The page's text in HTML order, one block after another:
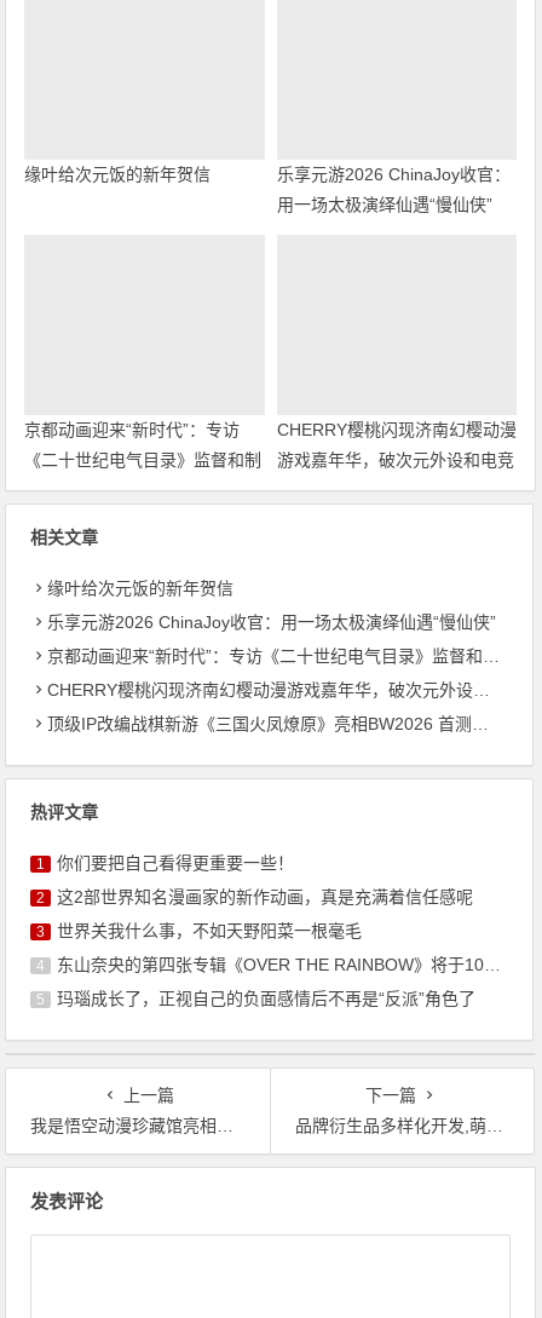
缘叶给次元饭的新年贺信
乐享元游2026 ChinaJoy收官：
用一场太极演绎仙遇“慢仙侠”
京都动画迎来“新时代”：专访
《二十世纪电气目录》监督和制
片人
CHERRY樱桃闪现济南幻樱动漫
游戏嘉年华，破次元外设和电竞
体验圈粉年轻人
相关文章
缘叶给次元饭的新年贺信
乐享元游2026 ChinaJoy收官：用一场太极演绎仙遇“慢仙侠”
京都动画迎来“新时代”：专访《二十世纪电气目录》监督和制片人
CHERRY樱桃闪现济南幻樱动漫游戏嘉年华，破次元外设和电竞体验圈粉年轻人
顶级IP改编战棋新游《三国火凤燎原》亮相BW2026 首测招募火热开启
热评文章
1 你们要把自己看得更重要一些！
2 这2部世界知名漫画家的新作动画，真是充满着信任感呢
3 世界关我什么事，不如天野阳菜一根毫毛
4 东山奈央的第四张专辑《OVER THE RAINBOW》将于10月7日发售
5 玛瑙成长了，正视自己的负面感情后不再是“反派”角色了
上一篇
我是悟空动漫珍藏馆亮相石家庄第十一届国际动漫博览交易会！
下一篇
品牌衍生品多样化开发,萌萌熊家族齐登场!
发表评论